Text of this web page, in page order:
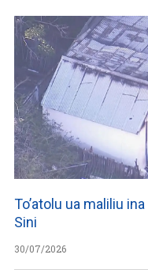
To’atolu ua maliliu
Sini
30/07/2026